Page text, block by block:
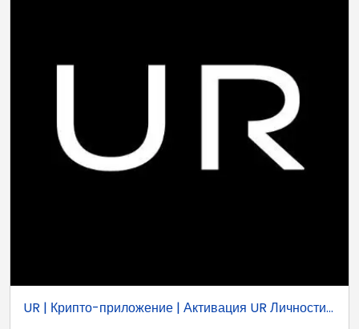
UR | Крипто-приложение | Активация UR Личности...